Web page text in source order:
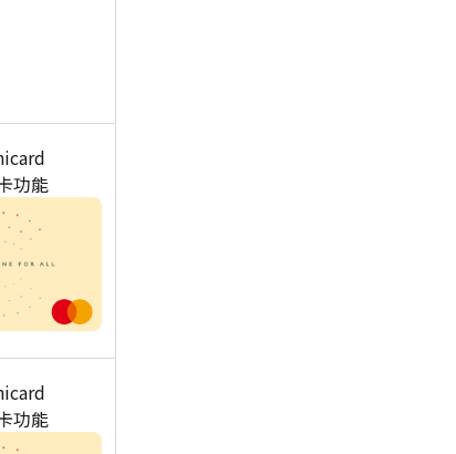
功能
功能